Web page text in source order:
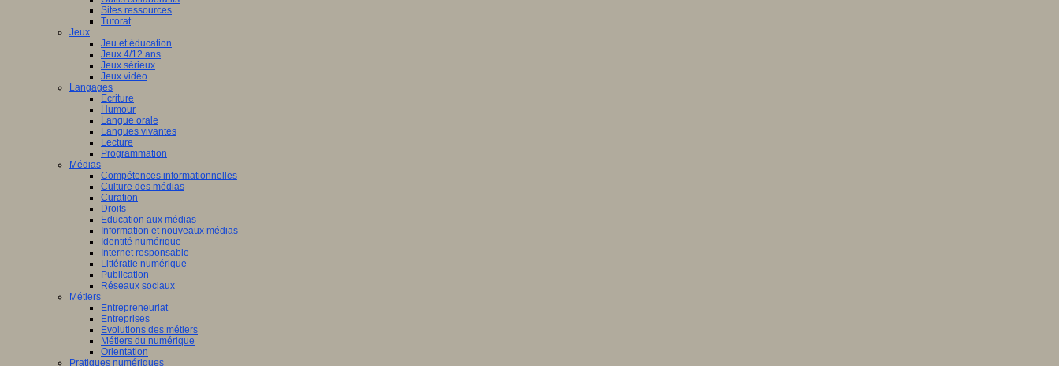
Sites ressources
Tutorat
Jeux
Jeu et éducation
Jeux 4/12 ans
Jeux sérieux
Jeux vidéo
Langages
Ecriture
Humour
Langue orale
Langues vivantes
Lecture
Programmation
Médias
Compétences informationnelles
Culture des médias
Curation
Droits
Education aux médias
Information et nouveaux médias
Identité numérique
Internet responsable
Littératie numérique
Publication
Réseaux sociaux
Métiers
Entrepreneuriat
Entreprises
Evolutions des métiers
Métiers du numérique
Orientation
Pratiques numériques